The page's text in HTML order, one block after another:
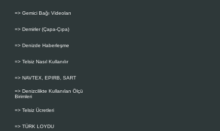
=> Gemici Bağı Videoları
=> Demirler (Çapa-Çıpa)
=> Denizde Haberleşme
=> Telsiz Nasıl Kullanılır
=> NAVTEX, EPIRB, SART
=> Denizcilikte Kullanılan Ölçü
Birimleri
=> Telsiz Ücretleri
=> TÜRK LOYDU